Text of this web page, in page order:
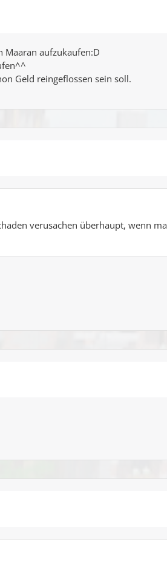
Maaran aufzukaufen:D
Geld reingeflossen sein soll.
verusachen überhaupt, wenn